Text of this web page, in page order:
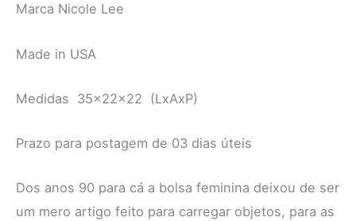
Marca Nicole Lee
Made in USA
Medidas 35x22x22 (LxAxP)
Prazo para postagem de 03 dias úteis
Dos anos 90 para cá a bolsa feminina deixou de ser
um mero artigo feito para carregar objetos, para as